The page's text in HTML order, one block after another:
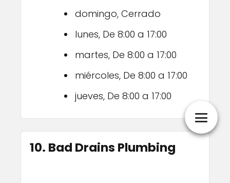
domingo, Cerrado
lunes, De 8:00 a 17:00
martes, De 8:00 a 17:00
miércoles, De 8:00 a 17:00
jueves, De 8:00 a 17:00
10. Bad Drains Plumbing